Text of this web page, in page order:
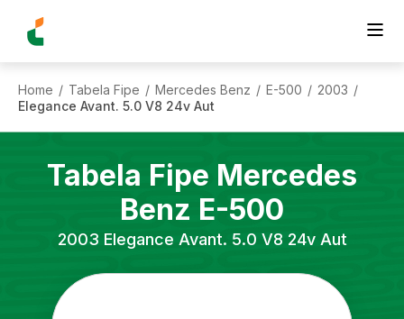
Home / Tabela Fipe / Mercedes Benz / E-500 / 2003 /
Elegance Avant. 5.0 V8 24v Aut
Tabela Fipe Mercedes
Benz E-500
2003 Elegance Avant. 5.0 V8 24v Aut